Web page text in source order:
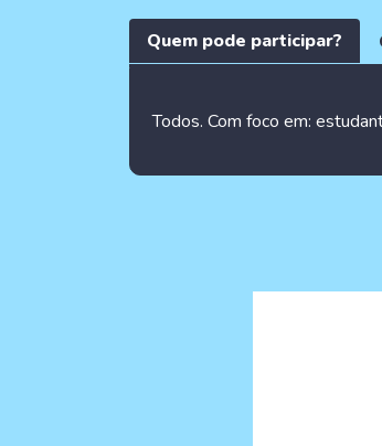
Quem pode participar?
Todos. Com foco em: